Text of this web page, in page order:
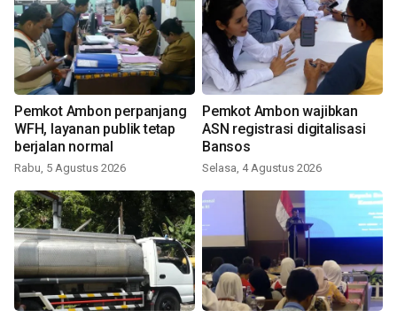
Pemkot Ambon perpanjang
WFH, layanan publik tetap
berjalan normal
Rabu, 5 Agustus 2026
Pemkot Ambon wajibkan
ASN registrasi digitalisasi
Bansos
Selasa, 4 Agustus 2026